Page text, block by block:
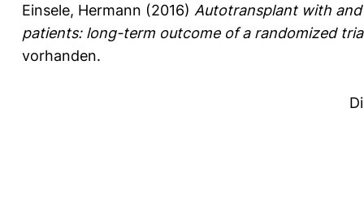
Einsele, Hermann (2016) Autotransplant with
patients: long-term outcome of a randomized
vorhanden.